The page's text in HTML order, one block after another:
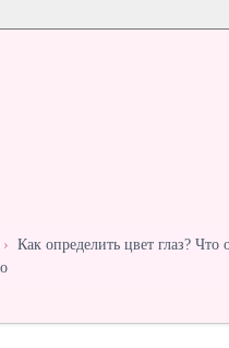
› Как определить цвет глаз? Что